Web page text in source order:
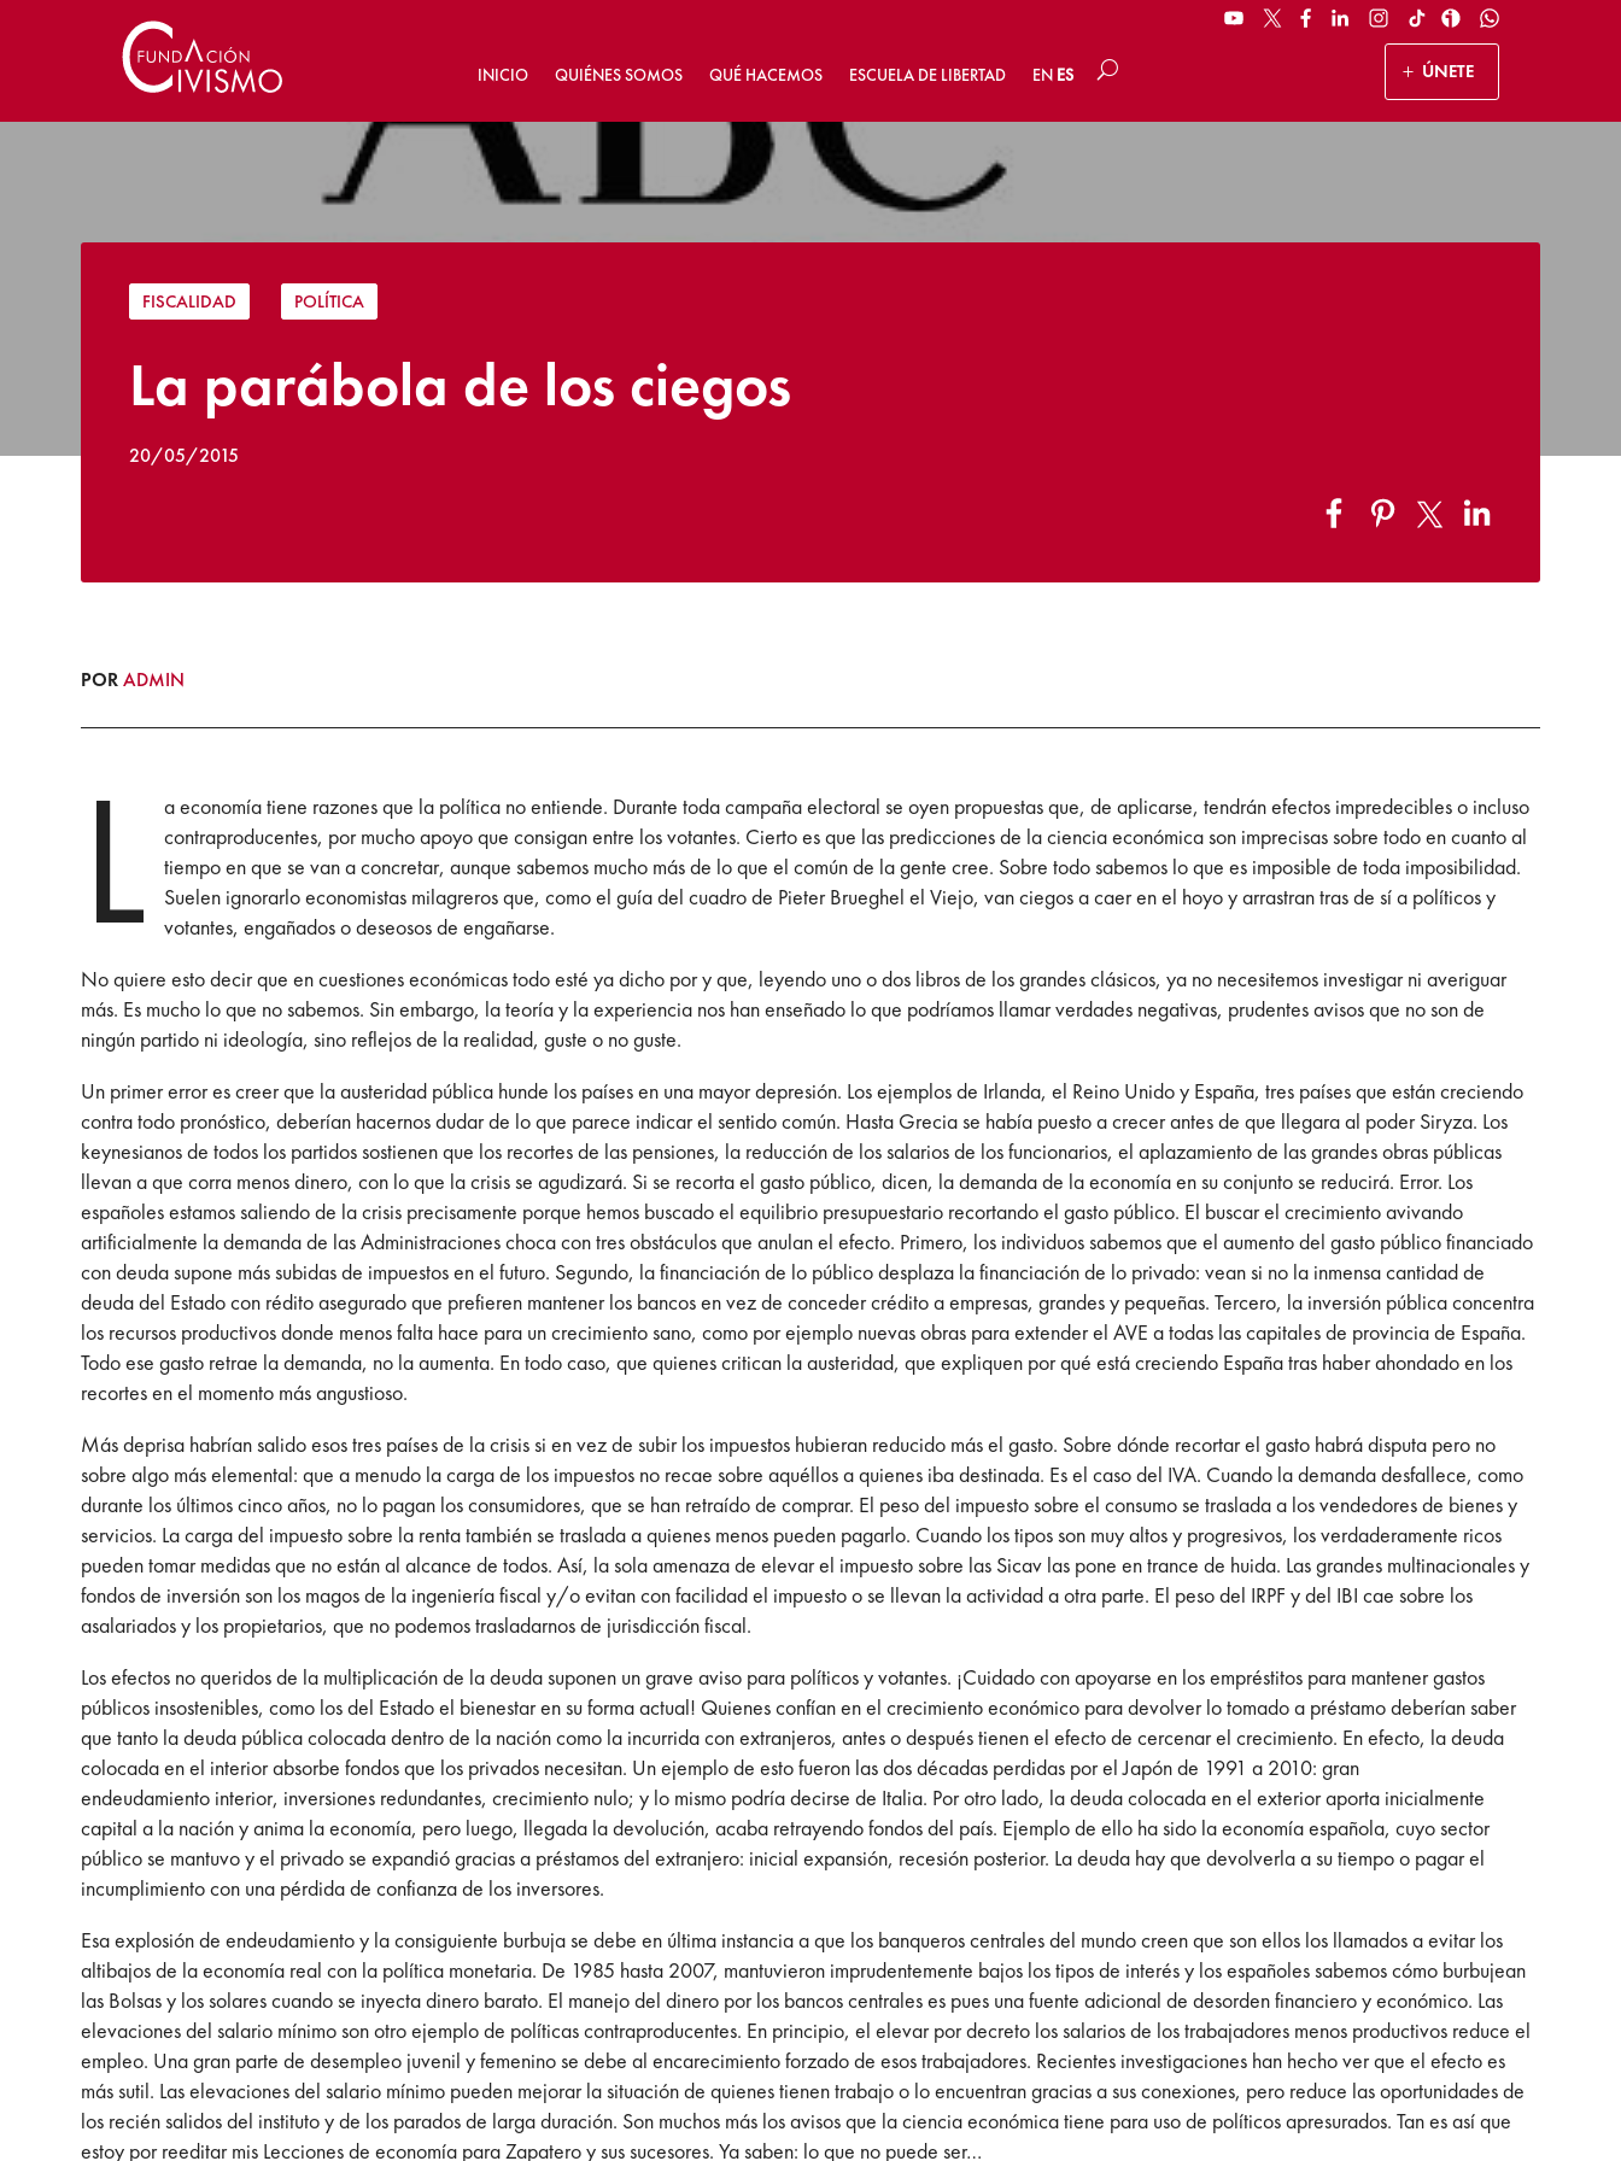
INICIO QUIÉNES SOMOS QUÉ HACEMOS ESCUELA DE LIBERTAD EN ES ÚNETE
FISCALIDAD POLÍTICA
La parábola de los ciegos
20/05/2015
PORADMIN
L
a economía tiene razones que la política no entiende. Durante toda campaña electoral se oyen propuestas que, de aplicarse, tendrán efectos impredecibles o incluso
contraproducentes, por mucho apoyo que consigan entre los votantes. Cierto es que las predicciones de la ciencia económica son imprecisas sobre todo en cuanto al
tiempo en que se van a concretar, aunque sabemos mucho más de lo que el común de la gente cree. Sobre todo sabemos lo que es imposible de toda imposibilidad.
Suelen ignorarlo economistas milagreros que, como el guía del cuadro de Pieter Brueghel el Viejo, van ciegos a caer en el hoyo y arrastran tras de sí a políticos y
votantes, engañados o deseosos de engañarse.
No quiere esto decir que en cuestiones económicas todo esté ya dicho por y que, leyendo uno o dos libros de los grandes clásicos, ya no necesitemos investigar ni averiguar
más. Es mucho lo que no sabemos. Sin embargo, la teoría y la experiencia nos han enseñado lo que podríamos llamar verdades negativas, prudentes avisos que no son de
ningún partido ni ideología, sino reflejos de la realidad, guste o no guste.
Un primer error es creer que la austeridad pública hunde los países en una mayor depresión. Los ejemplos de Irlanda, el Reino Unido y España, tres países que están creciendo
contra todo pronóstico, deberían hacernos dudar de lo que parece indicar el sentido común. Hasta Grecia se había puesto a crecer antes de que llegara al poder Siryza. Los
keynesianos de todos los partidos sostienen que los recortes de las pensiones, la reducción de los salarios de los funcionarios, el aplazamiento de las grandes obras públicas
llevan a que corra menos dinero, con lo que la crisis se agudizará. Si se recorta el gasto público, dicen, la demanda de la economía en su conjunto se reducirá. Error. Los
españoles estamos saliendo de la crisis precisamente porque hemos buscado el equilibrio presupuestario recortando el gasto público. El buscar el crecimiento avivando
artificialmente la demanda de las Administraciones choca con tres obstáculos que anulan el efecto. Primero, los individuos sabemos que el aumento del gasto público financiado
con deuda supone más subidas de impuestos en el futuro. Segundo, la financiación de lo público desplaza la financiación de lo privado: vean si no la inmensa cantidad de
deuda del Estado con rédito asegurado que prefieren mantener los bancos en vez de conceder crédito a empresas, grandes y pequeñas. Tercero, la inversión pública concentra
los recursos productivos donde menos falta hace para un crecimiento sano, como por ejemplo nuevas obras para extender el AVE a todas las capitales de provincia de España.
Todo ese gasto retrae la demanda, no la aumenta. En todo caso, que quienes critican la austeridad, que expliquen por qué está creciendo España tras haber ahondado en los
recortes en el momento más angustioso.
Más deprisa habrían salido esos tres países de la crisis si en vez de subir los impuestos hubieran reducido más el gasto. Sobre dónde recortar el gasto habrá disputa pero no
sobre algo más elemental: que a menudo la carga de los impuestos no recae sobre aquéllos a quienes iba destinada. Es el caso del IVA. Cuando la demanda desfallece, como
durante los últimos cinco años, no lo pagan los consumidores, que se han retraído de comprar. El peso del impuesto sobre el consumo se traslada a los vendedores de bienes y
servicios. La carga del impuesto sobre la renta también se traslada a quienes menos pueden pagarlo. Cuando los tipos son muy altos y progresivos, los verdaderamente ricos
pueden tomar medidas que no están al alcance de todos. Así, la sola amenaza de elevar el impuesto sobre las Sicav las pone en trance de huida. Las grandes multinacionales y
fondos de inversión son los magos de la ingeniería fiscal y/o evitan con facilidad el impuesto o se llevan la actividad a otra parte. El peso del IRPF y del IBI cae sobre los
asalariados y los propietarios, que no podemos trasladarnos de jurisdicción fiscal.
Los efectos no queridos de la multiplicación de la deuda suponen un grave aviso para políticos y votantes. ¡Cuidado con apoyarse en los empréstitos para mantener gastos
públicos insostenibles, como los del Estado el bienestar en su forma actual! Quienes confían en el crecimiento económico para devolver lo tomado a préstamo deberían saber
que tanto la deuda pública colocada dentro de la nación como la incurrida con extranjeros, antes o después tienen el efecto de cercenar el crecimiento. En efecto, la deuda
colocada en el interior absorbe fondos que los privados necesitan. Un ejemplo de esto fueron las dos décadas perdidas por el Japón de 1991 a 2010: gran
endeudamiento interior, inversiones redundantes, crecimiento nulo; y lo mismo podría decirse de Italia. Por otro lado, la deuda colocada en el exterior aporta inicialmente
capital a la nación y anima la economía, pero luego, llegada la devolución, acaba retrayendo fondos del país. Ejemplo de ello ha sido la economía española, cuyo sector
público se mantuvo y el privado se expandió gracias a préstamos del extranjero: inicial expansión, recesión posterior. La deuda hay que devolverla a su tiempo o pagar el
incumplimiento con una pérdida de confianza de los inversores.
Esa explosión de endeudamiento y la consiguiente burbuja se debe en última instancia a que los banqueros centrales del mundo creen que son ellos los llamados a evitar los
altibajos de la economía real con la política monetaria. De 1985 hasta 2007, mantuvieron imprudentemente bajos los tipos de interés y los españoles sabemos cómo burbujean
las Bolsas y los solares cuando se inyecta dinero barato. El manejo del dinero por los bancos centrales es pues una fuente adicional de desorden financiero y económico. Las
elevaciones del salario mínimo son otro ejemplo de políticas contraproducentes. En principio, el elevar por decreto los salarios de los trabajadores menos productivos reduce el
empleo. Una gran parte de desempleo juvenil y femenino se debe al encarecimiento forzado de esos trabajadores. Recientes investigaciones han hecho ver que el efecto es
más sutil. Las elevaciones del salario mínimo pueden mejorar la situación de quienes tienen trabajo o lo encuentran gracias a sus conexiones, pero reduce las oportunidades de
los recién salidos del instituto y de los parados de larga duración. Son muchos más los avisos que la ciencia económica tiene para uso de políticos apresurados. Tan es así que
estoy por reeditar mis Lecciones de economía para Zapatero y sus sucesores. Ya saben: lo que no puede ser…